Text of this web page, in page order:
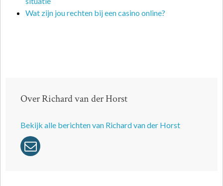
Wat zijn jou rechten bij een casino online?
Over Richard van der Horst
Bekijk alle berichten van Richard van der Horst